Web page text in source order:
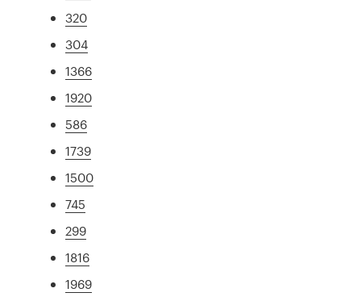
320
304
1366
1920
586
1739
1500
745
299
1816
1969